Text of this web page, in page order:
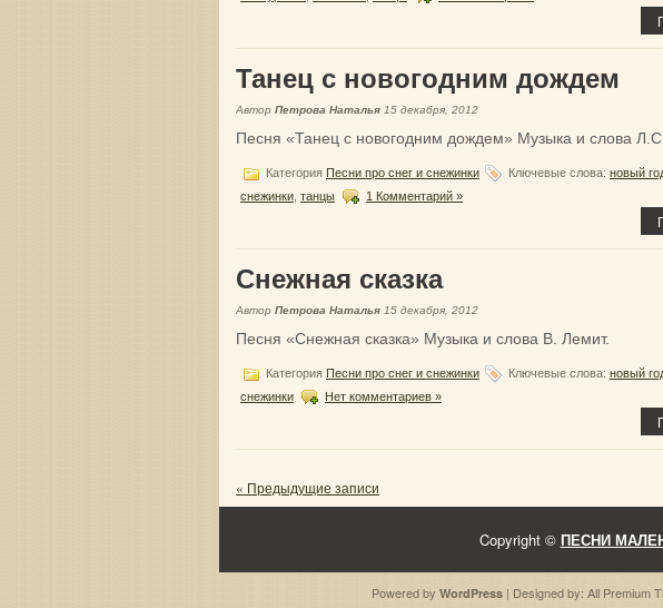
Танец с новогодним дождем
Автор Петрова Наталья 15 декабря, 2012
Песня «Танец с новогодним дождем» Музыка и слова
Категория Песни про снег и снежинки Ключевые слова: новый
снежинки танцы 1 Комментарий »
Снежная сказка
Автор Петрова Наталья 15 декабря, 2012
Песня «Снежная сказка» Музыка и слова В. Лемит.
Категория Песни про снег и снежинки Ключевые слова: новый
снежинки
Нет комментариев »
« Предыдущие записи
Copyright © ПЕСНИ
Powered by WordPress | Designed by: All Premium